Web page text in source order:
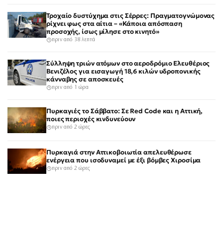
Τροχαίο δυστύχημα στις Σέρρες: Πραγματογνώμονας
ρίχνει φως στα αίτια – «Κάποια απόσπαση
προσοχής, ίσως μίλησε στο κινητό»
πριν από 38 λεπτά
Σύλληψη τριών ατόμων στο αεροδρόμιο Ελευθέριος
Βενιζέλος για εισαγωγή 18,6 κιλών υδροπονικής
κάνναβης σε αποσκευές
πριν από 1 ώρα
Πυρκαγιές το Σάββατο: Σε Red Code και η Αττική,
ποιες περιοχές κινδυνεύουν
πριν από 2 ώρες
Πυρκαγιά στην Αττικοβοιωτία απελευθέρωσε
ενέργεια που ισοδυναμεί με έξι βόμβες Χιροσίμα
πριν από 2 ώρες